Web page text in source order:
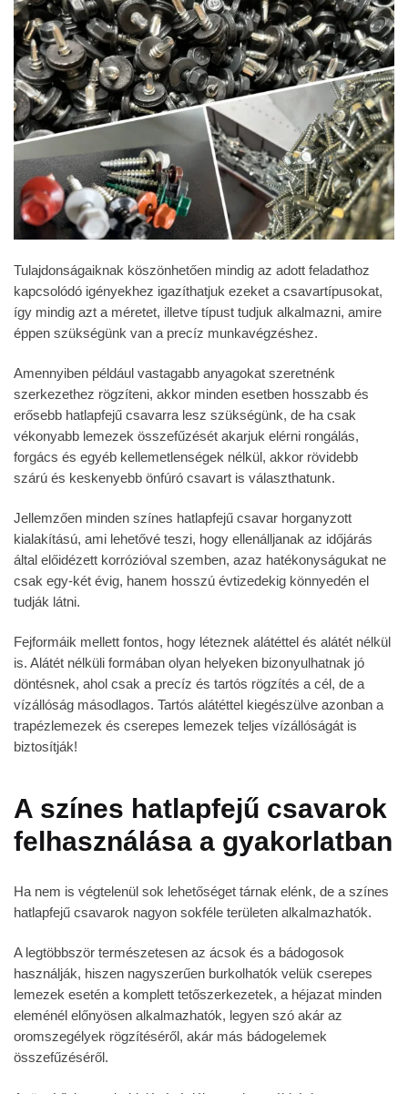
Tulajdonságaiknak köszönhetően mindig az adott feladathoz
kapcsolódó igényekhez igazíthatjuk ezeket a csavartípusokat,
így mindig azt a méretet, illetve típust tudjuk alkalmazni, amire
éppen szükségünk van a precíz munkavégzéshez.
Amennyiben például vastagabb anyagokat szeretnénk
szerkezethez rögzíteni, akkor minden esetben hosszabb és
erősebb hatlapfejű csavarra lesz szükségünk, de ha csak
vékonyabb lemezek összefűzését akarjuk elérni rongálás,
forgács és egyéb kellemetlenségek nélkül, akkor rövidebb
szárú és keskenyebb önfúró csavart is választhatunk.
Jellemzően minden színes hatlapfejű csavar horganyzott
kialakítású, ami lehetővé teszi, hogy ellenálljanak az időjárás
által előidézett korrózióval szemben, azaz hatékonyságukat ne
csak egy-két évig, hanem hosszú évtizedekig könnyedén el
tudják látni.
Fejformáik mellett fontos, hogy léteznek alátéttel és alátét nélkül
is. Alátét nélküli formában olyan helyeken bizonyulhatnak jó
döntésnek, ahol csak a precíz és tartós rögzítés a cél, de a
vízállóság másodlagos. Tartós alátéttel kiegészülve azonban a
trapézlemezek és cserepes lemezek teljes vízállóságát is
biztosítják!
A színes hatlapfejű csavarok
felhasználása a gyakorlatban
Ha nem is végtelenül sok lehetőséget tárnak elénk, de a színes
hatlapfejű csavarok nagyon sokféle területen alkalmazhatók.
A legtöbbször természetesen az ácsok és a bádogosok
használják, hiszen nagyszerűen burkolhatók velük cserepes
lemezek esetén a komplett tetőszerkezetek, a héjazat minden
eleménél előnyösen alkalmazhatók, legyen szó akár az
oromszegélyek rögzítéséről, akár más bádogelemek
összefűzéséről.